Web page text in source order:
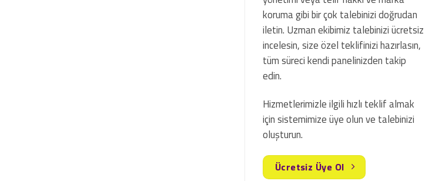
koruma gibi bir çok talebinizi doğrudan
iletin. Uzman ekibimiz talebinizi ücretsiz
incelesin, size özel teklifinizi hazırlasın,
tüm süreci kendi panelinizden takip
edin.
Hizmetlerimizle ilgili hızlı teklif almak
için sistemimize üye olun ve talebinizi
oluşturun.
Ücretsiz Üye Ol